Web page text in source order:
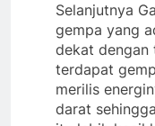
Selanjutnya
gempa yang
dekat
terdapat
merilis
darat